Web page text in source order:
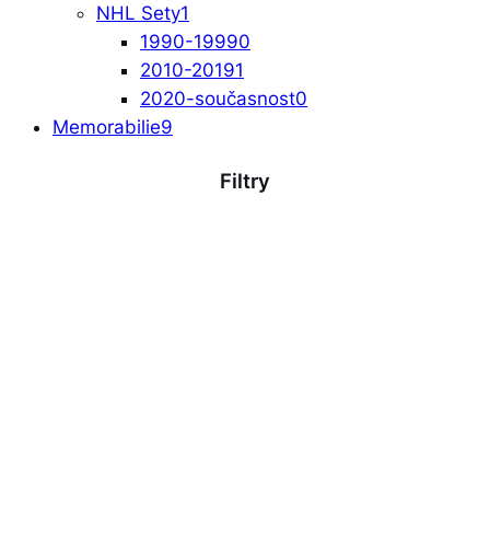
NHL Sety1
1990-19990
2010-20191
2020-současnost0
Memorabilie9
Filtry